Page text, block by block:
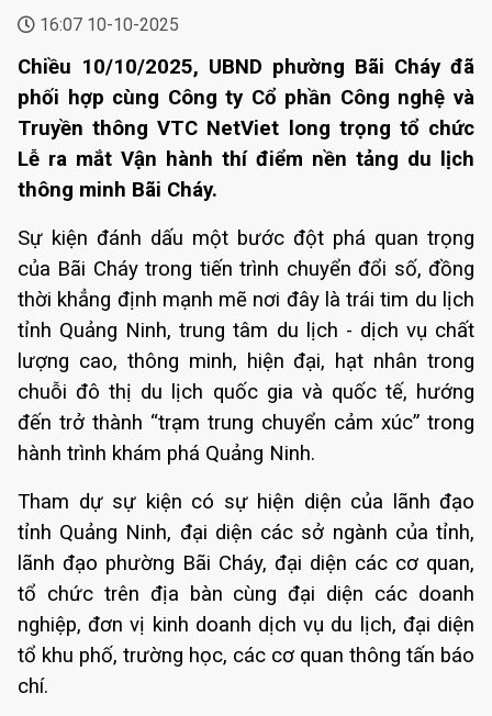
16:07 10-10-2025
Chiều 10/10/2025, UBND phường Bãi Cháy đã
phối hợp cùng Công ty Cổ phần Công nghệ và
Truyền thông VTC NetViet long trọng tổ chức
Lễ ra mắt Vận hành thí điểm nền tảng du lịch
thông minh Bãi Cháy.
Sự kiện đánh dấu một bước đột phá quan trọng
của Bãi Cháy trong tiến trình chuyển đổi số, đồng
thời khẳng định mạnh mẽ nơi đây là trái tim du lịch
tỉnh Quảng Ninh, trung tâm du lịch - dịch vụ chất
lượng cao, thông minh, hiện đại, hạt nhân trong
chuỗi đô thị du lịch quốc gia và quốc tế, hướng
đến trở thành “trạm trung chuyển cảm xúc” trong
hành trình khám phá Quảng Ninh.
Tham dự sự kiện có sự hiện diện của lãnh đạo
tỉnh Quảng Ninh, đại diện các sở ngành của tỉnh,
lãnh đạo phường Bãi Cháy, đại diện các cơ quan,
tổ chức trên địa bàn cùng đại diện các doanh
nghiệp, đơn vị kinh doanh dịch vụ du lịch, đại diện
tổ khu phố, trường học, các cơ quan thông tấn báo
chí.